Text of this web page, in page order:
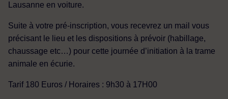
Lausanne en voiture.
Suite à votre pré-inscription, vous recevrez un mail vous
précisant le lieu et les dispositions à prévoir (habillage,
chaussage etc…) pour cette journée d’initiation à la trame
animale en écurie.
Tarif 180 Euros / Horaires : 9h30 à 17H00